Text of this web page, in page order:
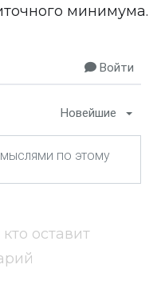
минимума.
Войти
Новейшие
оставит